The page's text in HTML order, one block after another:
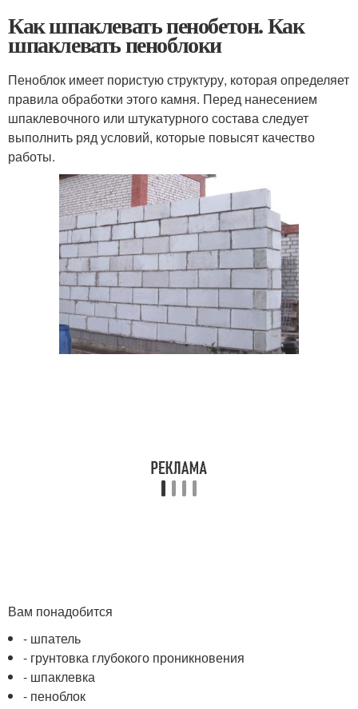
Как шпаклевать пенобетон. Как
шпаклевать пеноблоки
Пеноблок имеет пористую структуру, которая определяет
правила обработки этого камня. Перед нанесением
шпаклевочного или штукатурного состава следует
выполнить ряд условий, которые повысят качество
работы.
Вам понадобится
- шпатель
- грунтовка глубокого проникновения
- шпаклевка
- пеноблок